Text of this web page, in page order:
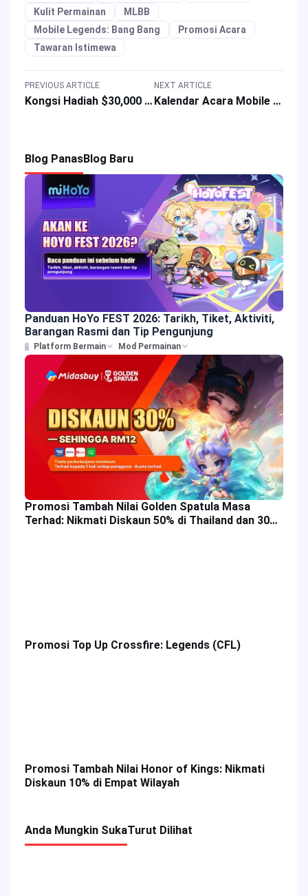
Kulit Permainan
MLBB
Mobile Legends: Bang Bang
Promosi Acara
Tawaran Istimewa
PREVIOUS ARTICLE
Kongsi Hadiah $30,000 Hanya di Promosi Acara PUBG Mobile
NEXT ARTICLE
Kalendar Acara Mobile Legends 2025: Kulit MLBB & Ganjaran Permainan Jun
Blog PanasBlog Baru
Panduan HoYo FEST 2026: Tarikh, Tiket, Aktiviti,
Barangan Rasmi dan Tip Pengunjung
Platform Bermain Mod Permainan
Promosi Tambah Nilai Golden Spatula Masa
Terhad: Nikmati Diskaun 50% di Thailand dan 30%